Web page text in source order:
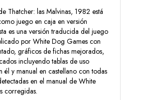
Thatcher: las Malvinas, 1982 está
juego en caja en versión
es una versión traducida del juego
por White Dog Games con
gráficos de fichas mejorados,
incluyendo tablas de uso
él y manual en castellano con todas
en el manual de White
corregidas.